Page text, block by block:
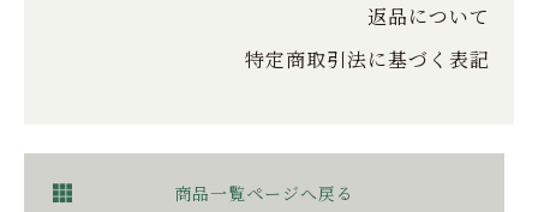
返品について
特定商取引法に基づく表記
商品一覧ページへ戻る